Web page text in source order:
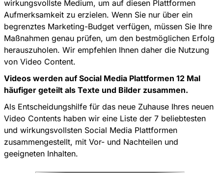
wirkungsvollste Medium, um auf diesen Plattformen
Aufmerksamkeit zu erzielen. Wenn Sie nur über ein
begrenztes Marketing-Budget verfügen, müssen Sie Ihre
Maßnahmen genau prüfen, um den bestmöglichen Erfolg
herauszuholen. Wir empfehlen Ihnen daher die Nutzung
von Video Content.
Videos werden auf Social Media Plattformen 12 Mal
häufiger geteilt als Texte und Bilder zusammen.
Als Entscheidungshilfe für das neue Zuhause Ihres neuen
Video Contents haben wir eine Liste der 7 beliebtesten
und wirkungsvollsten Social Media Plattformen
zusammengestellt, mit Vor- und Nachteilen und
geeigneten Inhalten.